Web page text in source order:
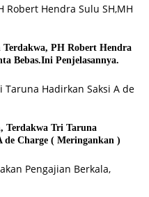
Terdakwa, PH Robert Hendra
Bebas.Ini Penjelasannya.
Terdakwa Tri Taruna
de Charge ( Meringankan )